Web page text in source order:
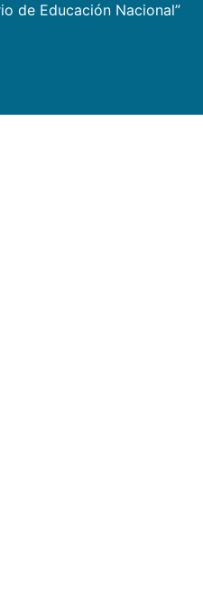
de Educación Nacional”